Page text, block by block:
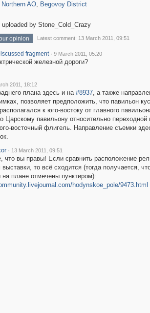
Northern AO, Begovoy District
uploaded by Stone_Cold_Crazy
opinion Latest comment: 13 March 2011, 09:51
fragment · 9 March 2011, 05:20
железной дороги?
2011, 18:12
плана здесь и на#8937, а также
позволяет предположить, что павильон
к юго-востоку от главного
Царскому павильону относительно переходной
восточный флигель. Направление съемки
· 13 March 2011, 09:51
что вы правы! Если сравнить расположение
то всё сходится (тогда получается,
плане отмечены пунктиром):
hodynskoe_pole/9473.html